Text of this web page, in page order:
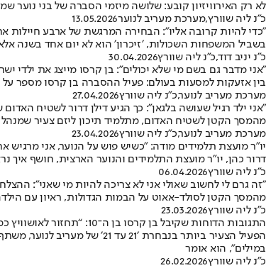
לא רק האירוויזיון קובע: שלושה מיזמי הסברה של בני
כ״נ ליה שוורץ,מערכת מעריב לנוער13.05.2026
״כדי להיות קרובה אליו״: הבחירה המרגשת של ארבע חיילות
בשביל המשפחות השכולות, ׳זיכרון׳ הוא לא יום אחד בשנה
כ״נ יניב דוד,כ״נ ליה שוורץ30.04.2026
"אני מדבר גם בשם מי שלא יכולים": בן קרסו מייצג את ילדי
בין אזעקות למסעות בעולם: פעיל ההסברה בן קרסו מספר
מערכת מעריב לנוער,כ״נ ליה שוורץ27.04.2026
"אני ילד רגיל שעושה בלגאן": כך הגיע דילן דרור לשטיח
מהמסך הקטן לשטיח האדום, מתלמיד תיכון ליזם צעיר
מערכת מעריב לנוער,כ״נ ליה שוורץ23.04.2026
יו"ר מועצת תלמידים מודה: "כשיש פוש על הנוער, אני מרגיש
דרור כהן, יו"ר מועצת התלמידים והנוער הארצית, חושף איך
כ״נ ליה שוורץ06.04.2026
"זה גרם לי לחשוב שאולי אני לא צריכה להיות מי שאני":
מהמסך הקטן לסולד-אאוט על הבמות הגדולות, ראיון עם
כ״נ ליה שוורץ23.03.2026
התגובות הדוחות שקיבל בן קרסו בן ה־10: “תחזור לאושוויץ כמו סבא שלך”
הפעיל הצעיר ביותר
במילים", הוא אומר
כ״נ ליה שוורץ26.02.2026